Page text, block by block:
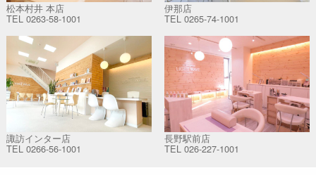
松本村井 本店
TEL 0263-58-1001
伊那店
TEL 0265-74-1001
諏訪インター店
TEL 0266-56-1001
長野駅前店
TEL 026-227-1001